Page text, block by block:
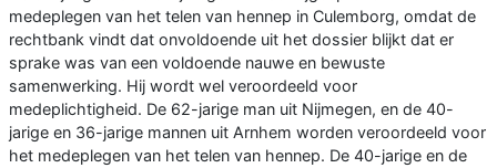
medeplegen van het telen van hennep in Culemborg, omdat de
rechtbank vindt dat onvoldoende uit het dossier blijkt dat er
sprake was van een voldoende nauwe en bewuste
samenwerking. Hij wordt wel veroordeeld voor
medeplichtigheid. De 62-jarige man uit Nijmegen, en de 40-
jarige en 36-jarige mannen uit Arnhem worden veroordeeld voor
het medeplegen van het telen van hennep. De 40-jarige en de